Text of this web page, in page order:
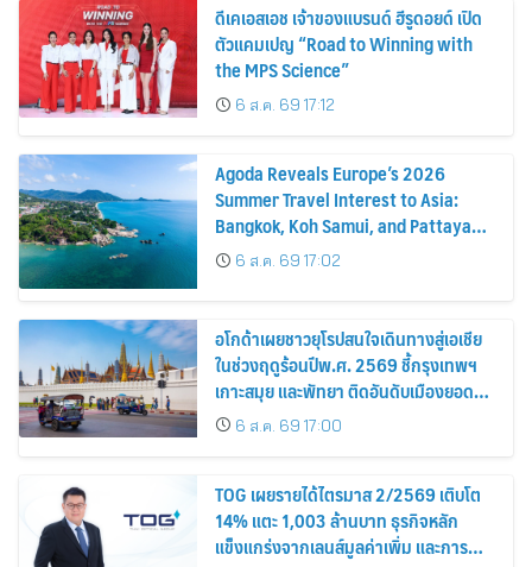
ดีเคเอสเอช เจ้าของแบรนด์ ฮีรูดอยด์ เปิด
ตัวแคมเปญ “Road to Winning with
the MPS Science”
6 ส.ค. 69 17:12
Agoda Reveals Europe’s 2026
Summer Travel Interest to Asia:
Bangkok, Koh Samui, and Pattaya
Among the Top Cities
6 ส.ค. 69 17:02
อโกด้าเผยชาวยุโรปสนใจเดินทางสู่เอเชีย
ในช่วงฤดูร้อนปีพ.ศ. 2569 ชี้กรุงเทพฯ
เกาะสมุย และพัทยา ติดอันดับเมืองยอด
นิยม6 ส.ค. 69 17:00
TOG เผยรายได้ไตรมาส 2/2569 เติบโต
14% แตะ 1,003 ล้านบาท ธุรกิจหลัก
แข็งแกร่งจากเลนส์มูลค่าเพิ่ม และการ